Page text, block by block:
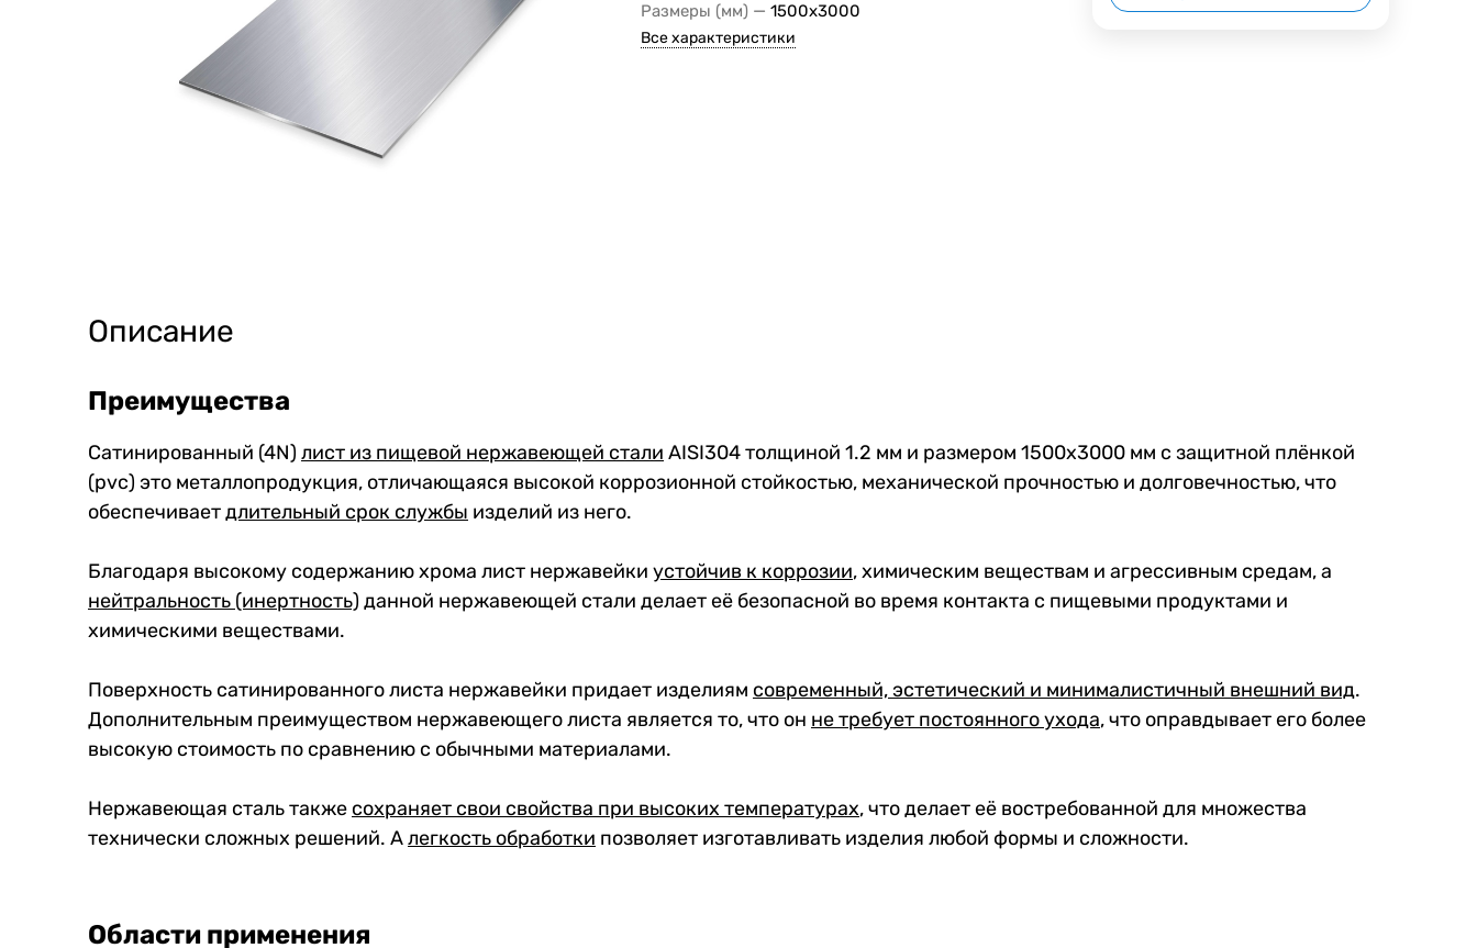
Размеры (мм) — 1500x3000
Все характеристики
Описание
Преимущества
Сатинированный (4N) лист из пищевой нержавеющей стали AISI304 толщиной 1.2 мм и размером 1500x3000 мм с защитной плёнкой
(pvc) это металлопродукция, отличающаяся высокой коррозионной стойкостью, механической прочностью и долговечностью, что
обеспечиваетдлительный срок службы изделий из него.
Благодаря высокому содержанию хрома лист нержавейки устойчив к коррозии, химическим веществам и агрессивным средам, а
нейтральность (инертность) данной нержавеющей стали делает её безопасной во время контакта с пищевыми продуктами и
химическими веществами.
Поверхность сатинированного листа нержавейки придает изделиям современный, эстетический и минималистичный внешний вид.
Дополнительным преимуществом нержавеющего листа является то, что он не требует постоянного ухода, что оправдывает его более
высокую стоимость по сравнению с обычными материалами.
Нержавеющая сталь также сохраняет свои свойства при высоких температурах, что делает её востребованной для множества
технически сложных решений. Алегкость обработки позволяет изготавливать изделия любой формы и сложности.
Области применения